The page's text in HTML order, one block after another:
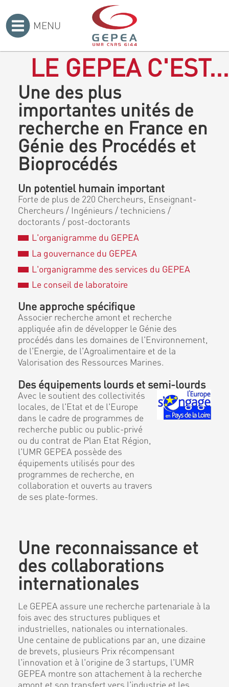
MENU
LE GEPEA C'EST...
Une des plus
importantes unités de
recherche en France en
Génie des Procédés et
Bioprocédés
Un potentiel humain important
Forte de plus de 220 Chercheurs, Enseignant-
Chercheurs / Ingénieurs / techniciens /
doctorants / post-doctorants
L'organigramme du GEPEA
La gouvernance du GEPEA
L'organigramme des services du GEPEA
Le conseil de laboratoire
Une approche spécifique
Associer recherche amont et recherche
appliquée afin de développer le Génie des
procédés dans les domaines de l'Environnement,
de l'Energie, de l'Agroalimentaire et de la
Valorisation des Ressources Marines.
Des équipements lourds et semi-lourds
Avec le soutient des collectivités
locales, de l'Etat et de l'Europe
dans le cadre de programmes de
recherche public ou public-privé
ou du contrat de Plan Etat Région,
l'UMR GEPEA possède des
équipements utilisés pour des
programmes de recherche, en
collaboration et ouverts au travers
de ses plate-formes.
Une reconnaissance et
des collaborations
internationales
Le GEPEA assure une recherche partenariale à la
fois avec des structures publiques et
industrielles, nationales ou internationales.
Une centaine de publications par an, une dizaine
de brevets, plusieurs Prix récompensant
l'innovation et à l'origine de 3 startups, l'UMR
GEPEA montre son attachement à la recherche
amont et son transfert vers l'industrie et les